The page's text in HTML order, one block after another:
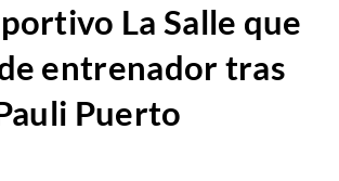
La Salle que
entrenador tras
Puerto